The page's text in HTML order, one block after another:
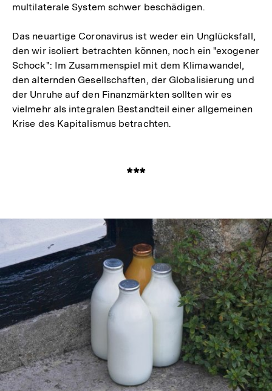
multilaterale System schwer beschädigen.
Das neuartige Coronavirus ist weder ein Unglücksfall,
den wir isoliert betrachten können, noch ein "exogener
Schock": Im Zusammenspiel mit dem Klimawandel,
den alternden Gesellschaften, der Globalisierung und
der Unruhe auf den Finanzmärkten sollten wir es
vielmehr als integralen Bestandteil einer allgemeinen
Krise des Kapitalismus betrachten.
***